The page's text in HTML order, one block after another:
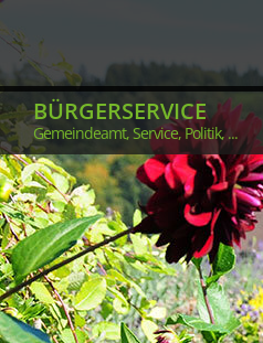
BÜRGERSERVICE
Gemeindeamt, Service, Politik, ...